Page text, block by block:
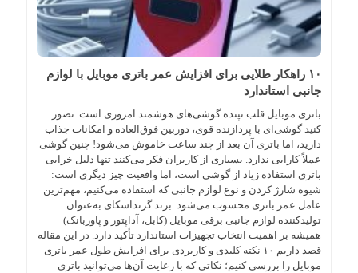
۱۰ راهکار طلایی برای افزایش عمر باتری موبایل با لوازم
جانبی استاندارد
باتری موبایل قلب تپنده گوشی‌های هوشمند امروزی است. تصور
کنید گوشی‌ای با پردازنده قوی، دوربین فوق‌العاده و امکانات جذاب
دارید، اما باتری آن بعد از چند ساعت خاموش می‌شود! چنین گوشی
عملاً کارایی ندارد. بسیاری از کاربران فکر می‌کنند تنها دلیل خرابی
باتری استفاده زیاد از گوشی است، اما واقعیت چیز دیگری است:
شیوه شارژ کردن و نوع لوازم جانبی که استفاده می‌کنیم، مهم‌ترین
عامل عمر باتری محسوب می‌شود. برند گرنداسکای به‌عنوان
تولیدکننده لوازم جانبی برقی موبایل (کابل، آداپتور و پاوربانک)
همیشه بر اهمیت انتخاب تجهیزات استاندارد تأکید دارد. در این مقاله
قصد داریم ۱۰ نکته کلیدی و کاربردی برای افزایش طول عمر باتری
موبایل را بررسی کنیم؛ نکاتی که با رعایت آن‌ها می‌توانید باتری